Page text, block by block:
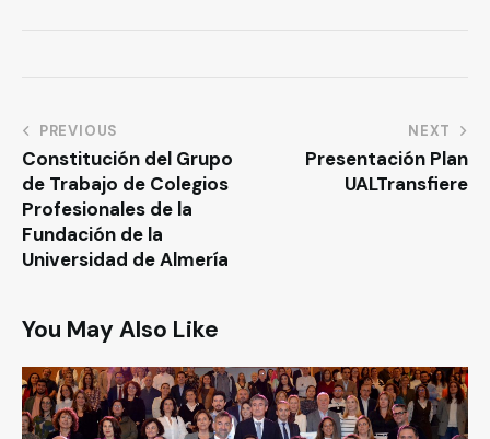
PREVIOUS
Constitución del Grupo
de Trabajo de Colegios
Profesionales de la
Fundación de la
Universidad de Almería
NEXT
Presentación Plan
UALTransfiere
You May Also Like